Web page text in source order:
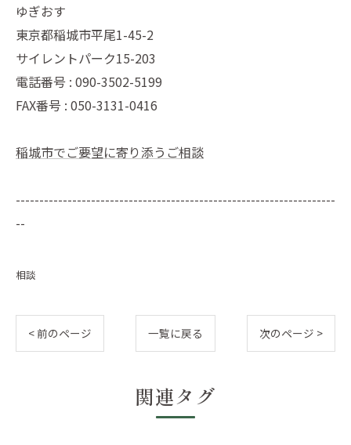
ゆぎおす
東京都稲城市平尾1-45-2
サイレントパーク15-203
電話番号 : 090-3502-5199
FAX番号 : 050-3131-0416
稲城市でご要望に寄り添うご相談
--------------------------------------------------------------------
--
相談
< 前のページ 一覧に戻る 次のページ >
関連タグ